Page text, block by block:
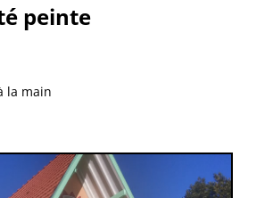
peinte
la main